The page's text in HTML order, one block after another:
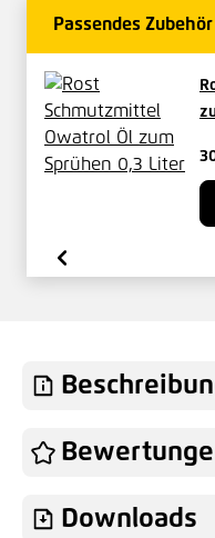
Passendes Zubehör
Downloads